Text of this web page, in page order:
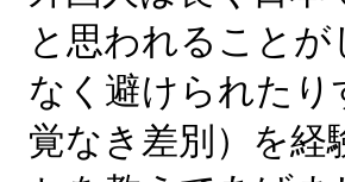
1）日本語が
日本語で話す
話練習になり